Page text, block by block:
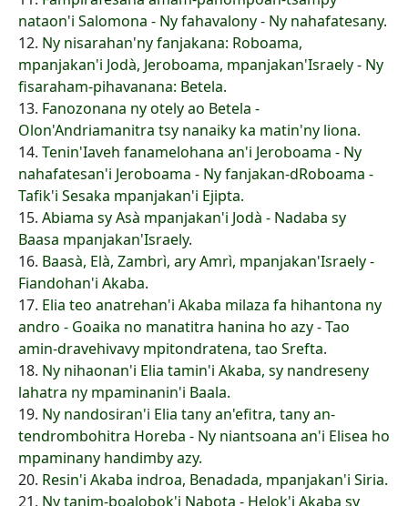
nataon'i Salomona - Ny fahavalony - Ny nahafatesany.
12. Ny nisarahan'ny fanjakana: Roboama,
mpanjakan'i Jodà, Jeroboama, mpanjakan'Israely - Ny
fisaraham-pihavanana: Betela.
13. Fanozonana ny otely ao Betela -
Olon'Andriamanitra tsy nanaiky ka matin'ny liona.
14. Tenin'Iaveh fanamelohana an'i Jeroboama - Ny
nahafatesan'i Jeroboama - Ny fanjakan-dRoboama -
Tafik'i Sesaka mpanjakan'i Ejipta.
15. Abiama sy Asà mpanjakan'i Jodà - Nadaba sy
Baasa mpanjakan'Israely.
16. Baasà, Elà, Zambrì, ary Amrì, mpanjakan'Israely -
Fiandohan'i Akaba.
17. Elia teo anatrehan'i Akaba milaza fa hihantona ny
andro - Goaika no manatitra hanina ho azy - Tao
amin-dravehivavy mpitondratena, tao Srefta.
18. Ny nihaonan'i Elia tamin'i Akaba, sy nandreseny
lahatra ny mpaminanin'i Baala.
19. Ny nandosiran'i Elia tany an'efitra, tany an-
tendrombohitra Horeba - Ny niantsoana an'i Elisea ho
mpaminany handimby azy.
20. Resin'i Akaba indroa, Benadada, mpanjakan'i Siria.
21. Ny tanim-boalobok'i Nabota - Helok'i Akaba sy